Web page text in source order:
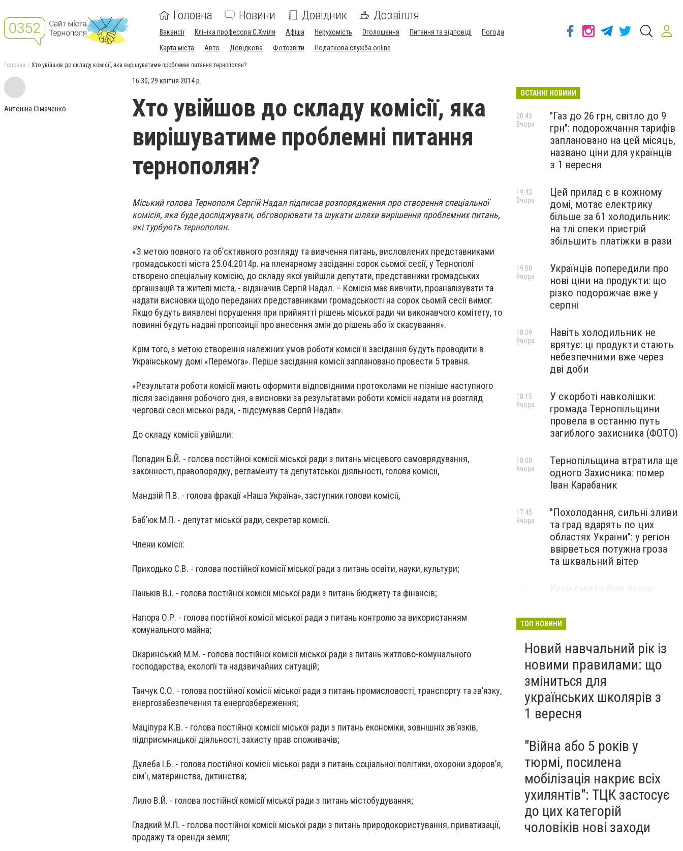
Головна Новини Довідник Дозвілля
Вакансії Клініка професора С.Хміля Афіша Нерухомість Оголошення Питання та відповіді
Погода
Карта міста
Авто Довідкова Фотозвіти Податкова служба online
Головна Хто увійшов до складу комісії, яка вирішуватиме проблемні питання тернополян?
Антоніна Сімаченко
16:30, 29 квітня 2014 р.
Хто увійшов до складу комісії, яка
вирішуватиме проблемні питання
тернополян?
Міський голова Тернополя Сергій Надал підписав розпорядження про створення спеціальної
комісія, яка буде досліджувати, обговорювати та шукати шляхи вирішення проблемних питань,
які турбують тернополян.
«З метою повного та об’єктивного розгляду та вивчення питань, висловлених представниками
громадськості міста 25.04.2014р. на пленарному засіданні сорок сьомої сесії, у Тернополі
створено спеціальну комісію, до складу якої увійшли депутати, представники громадських
організацій та жителі міста, - відзначив Сергій Надал. – Комісія має вивчити, проаналізувати та
надати висновки щодо переданих представниками громадськості на сорок сьомій сесії вимог.
Якщо будуть виявлені порушення при прийнятті рішень міської ради чи виконавчого комітету, то
повинні будуть надані пропозиції про внесення змін до рішень або їх скасування».
Крім того, з метою створення належних умов роботи комісії її засідання будуть проводити в
Українському домі «Перемога». Перше засідання комісії заплановано провести 5 травня.
«Результати роботи комісії мають оформити відповідними протоколами не пізніше наступного
після засідання робочого дня, а висновки за результатами роботи комісії надати на розгляд
чергової сесії міської ради, - підсумував Сергій Надал».
До складу комісії увійшли:
Попадин Б.Й. - голова постійної комісії міської ради з питань місцевого самоврядування,
законності, правопорядку, регламенту та депутатської діяльності, голова комісії,
Мандзій П.В. - голова фракції «Наша Україна», заступник голови комісії,
Баб’юк М.П. - депутат міської ради, секретар комісії.
Члени комісії:
Приходько С.В. - голова постійної комісії міської ради з питань освіти, науки, культури;
Паньків В.І. - голова постійної комісії міської ради з питань бюджету та фінансів;
Напора О.Р. - голова постійної комісії міської ради з питань контролю за використанням
комунального майна;
Окаринський М.М. - голова постійної комісії міської ради з питань житлово-комунального
господарства, екології та надзвичайних ситуацій;
Танчук С.О. - голова постійної комісії міської ради з питань промисловості, транспорту та зв’язку,
енергозабезпечення та енергозбереження;
Маціпура К.В. - голова постійної комісії міської ради з питань економіки, зовнішніх зв’язків,
підприємницької діяльності, захисту прав споживачів;
Дулеба І.Б. - голова постійної комісії міської ради з питань соціальної політики, охорони здоров’я,
сім'ї, материнства, дитинства;
Лило В.Й. - голова постійної комісії міської ради з питань містобудування;
Гладкий М.П. - голова постійної комісії міської ради з питань природокористування, приватизації,
продажу та оренди землі;
ОСТАННІ НОВИНИ
"Газ до 26 грн, світло до 9
грн": подорожчання тарифів
заплановано на цей місяць,
названо ціни для українців
з 1 вересня
20:43
Вчора
Цей прилад є в кожному
домі, мотає електрику
більше за 61 холодильник:
на тлі спеки пристрій
збільшить платіжки в рази
19:43
Вчора
Українців попередили про
нові ціни на продукти: що
різко подорожчає вже у
серпні
19:00
Вчора
Навіть холодильник не
врятує: ці продукти стають
небезпечними вже через
дві доби
18:29
Вчора
У скорботі навколішки:
громада Тернопільщини
провела в останню путь
загиблого захисника (ФОТО)
18:15
Вчора
Тернопільщина втратила ще
одного Захисника: помер
Іван Карабаник
18:00
Вчора
"Похолодання, сильні зливи
та град вдарять по цих
областях України": у регіон
ввірветься потужна гроза
та шквальний вітер
17:45
Вчора
Купи сміття біля лавок:
побаченого у парку (ВІДЕО)
ТОП НОВИНИ
Новий навчальний рік із
новими правилами: що
зміниться для
українських школярів з
1 вересня
"Війна або 5 років у
тюрмі, посилена
мобілізація накриє всіх
ухилянтів": ТЦК застосує
до цих категорій
чоловіків нові заходи